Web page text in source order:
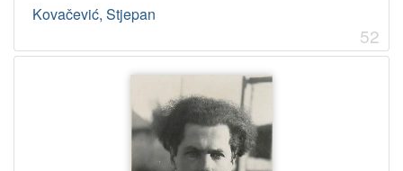
Kovačević, Stjepan
52